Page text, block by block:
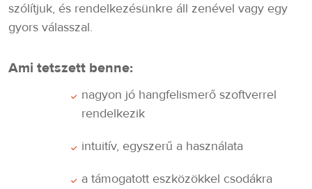
szólítjuk, és rendelkezésünkre áll zenével vagy egy
gyors válasszal.
Ami tetszett benne:
nagyon jó hangfelismerő szoftverrel
rendelkezik
intuitív, egyszerű a használata
a támogatott eszközökkel csodákra